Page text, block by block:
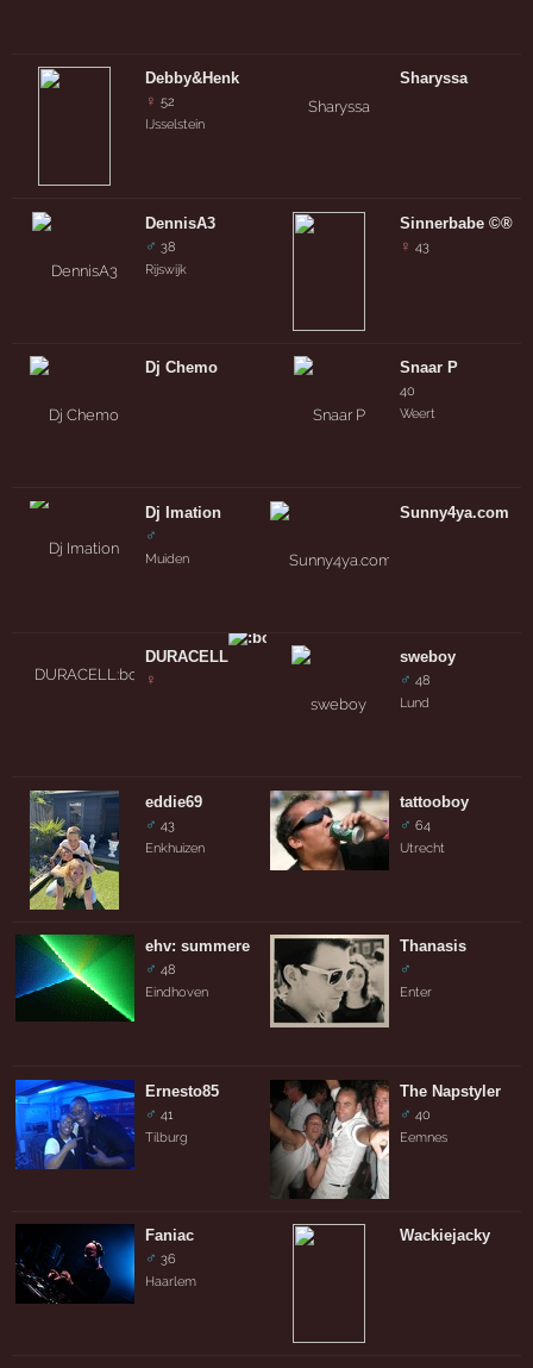
Debby&Henk
♀ 52
IJsselstein
DennisA3
♂ 38
Rijswijk
Dj Chemo
Dj Imation
♂
Muiden
DURACELL
♀
eddie69
♂ 43
Enkhuizen
ehv: summere
♂ 48
Eindhoven
Ernesto85
♂ 41
Tilburg
Faniac
♂ 36
Haarlem
Sharyssa
Sinnerbabe ©®
♀ 43
Snaar P
40
Weert
Sunny4ya.com
sweboy
♂ 48
Lund
tattooboy
♂ 64
Utrecht
Thanasis
♂
Enter
The Napstyler
♂ 40
Eemnes
Wackiejacky